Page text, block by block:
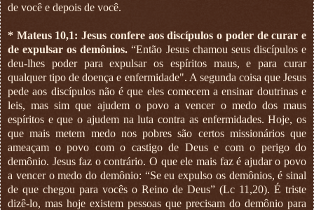
de você e depois de você.
* Mateus 10,1: Jesus confere aos discípulos o poder de curar e
de expulsar os demônios.“Então Jesus chamou seus discípulos e
deu-lhes poder para expulsar os espíritos maus, e para curar
qualquer tipo de doença e enfermidade". A segunda coisa que Jesus
pede aos discípulos não é que eles comecem a ensinar doutrinas e
leis, mas sim que ajudem o povo a vencer o medo dos maus
espíritos e que o ajudem na luta contra as enfermidades. Hoje, os
que mais metem medo nos pobres são certos missionários que
ameaçam o povo com o castigo de Deus e com o perigo do
demônio. Jesus faz o contrário. O que ele mais faz é ajudar o povo
a vencer o medo do demônio: “Se eu expulso os demônios, é sinal
de que chegou para vocês o Reino de Deus” (Lc 11,20). É triste
dizê-lo, mas hoje existem pessoas que precisam do demônio para